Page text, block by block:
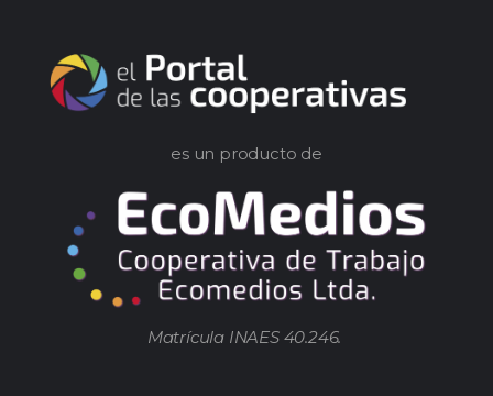
es un producto de
Matrícula INAES 40.246.